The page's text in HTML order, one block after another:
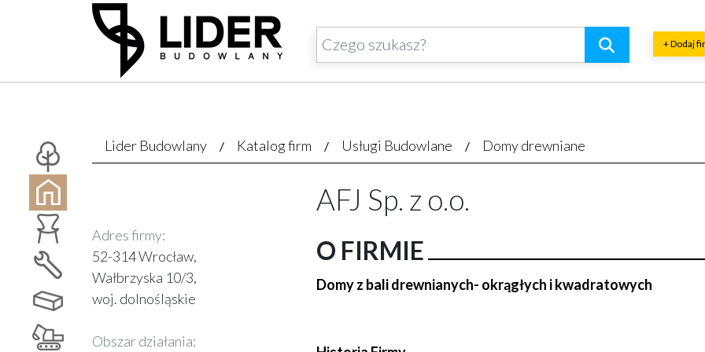
+ Dodaj
Lider Budowlany Katalog firm Usługi Budowlane Domy drewniane
Adres firmy:
52-314 Wrocław,
Wałbrzyska 10/3,
woj. dolnośląskie
Obszar działania:
AFJ Sp. z o.o.
O FIRMIE
Domy z bali drewnianych- okrągłych i kwadratowych